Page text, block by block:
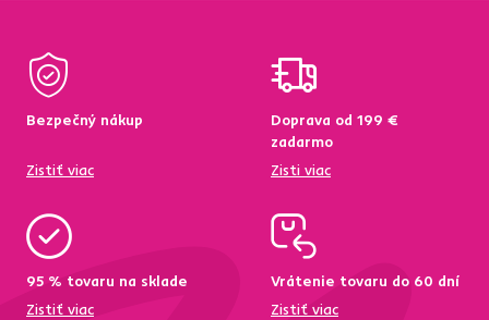
Bezpečný nákup
Zistiť viac
Doprava od 199 €
zadarmo
Zisti viac
95 % tovaru na sklade
Zistiť viac
Vrátenie tovaru do 60 dní
Zistiť viac